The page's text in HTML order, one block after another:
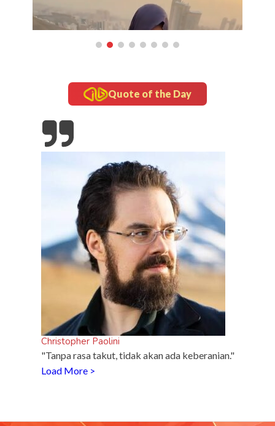
Quote of the Day
Christopher Paolini
"Tanpa rasa takut, tidak akan ada keberanian."
Load More >